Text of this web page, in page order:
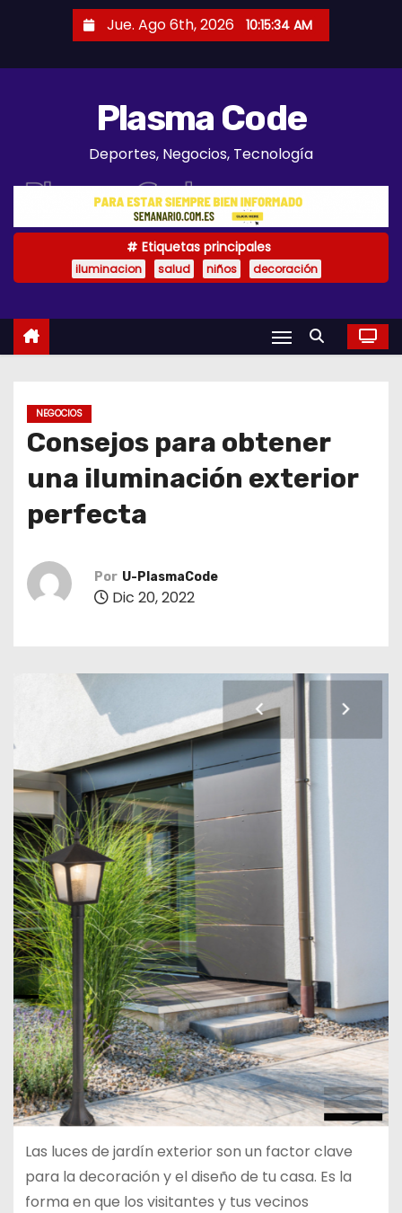
Jue. Ago 6th, 2026 10:15:35 AM
Plasma Code
Deportes, Negocios, Tecnología
Etiquetas principales
iluminacion salud niños decoración
NEGOCIOS
Consejos para obtener
una iluminación exterior
perfecta
Por U-PlasmaCode
Dic 20, 2022
Las luces de jardín exterior son un factor clave
para la decoración y el diseño de tu casa. Es la
forma en que los visitantes y tus vecinos